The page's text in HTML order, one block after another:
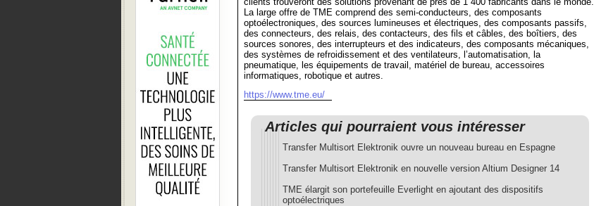
La large offre de TME comprend des semi-conducteurs, des composants
optoélectroniques, des sources lumineuses et électriques, des composants passifs,
des connecteurs, des relais, des contacteurs, des fils et câbles, des boîtiers, des
sources sonores, des interrupteurs et des indicateurs, des composants mécaniques,
des systèmes de refroidissement et des ventilateurs, l’automatisation, la
pneumatique, les équipements de travail, matériel de bureau, accessoires
informatiques, robotique et autres.
https://www.tme.eu/
Articles qui pourraient vous intéresser
Transfer Multisort Elektronik ouvre un nouveau bureau en Espagne
Transfer Multisort Elektronik en nouvelle version Altium Designer 14
TME élargit son portefeuille Everlight en ajoutant des dispositifs
optoélectriques